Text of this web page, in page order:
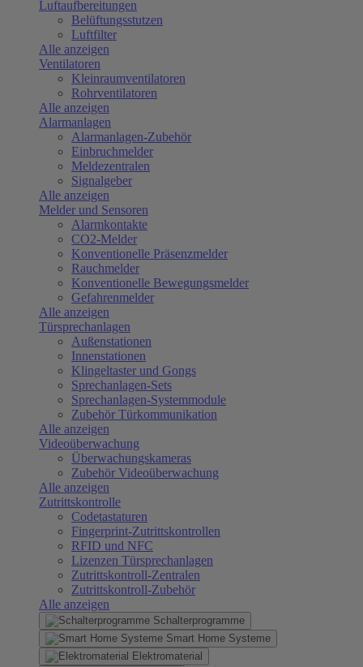
Luftaufbereitungen
Belüftungsstutzen
Luftfilter
Alle anzeigen
Ventilatoren
Kleinraumventilatoren
Rohrventilatoren
Alle anzeigen
Alarmanlagen
Alarmanlagen-Zubehör
Einbruchmelder
Meldezentralen
Signalgeber
Alle anzeigen
Melder und Sensoren
Alarmkontakte
CO2-Melder
Konventionelle Präsenzmelder
Rauchmelder
Konventionelle Bewegungsmelder
Gefahrenmelder
Alle anzeigen
Türsprechanlagen
Außenstationen
Innenstationen
Klingeltaster und Gongs
Sprechanlagen-Sets
Sprechanlagen-Systemmodule
Zubehör Türkommunikation
Alle anzeigen
Videoüberwachung
Überwachungskameras
Zubehör Videoüberwachung
Alle anzeigen
Zutrittskontrolle
Codetastaturen
Fingerprint-Zutrittskontrollen
RFID und NFC
Lizenzen Türsprechanlagen
Zutrittskontroll-Zentralen
Zutrittskontroll-Zubehör
Alle anzeigen
Schalterprogramme
Smart Home Systeme
Elektromaterial